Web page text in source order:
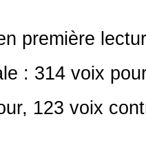
première
: 314 voix
123 voix